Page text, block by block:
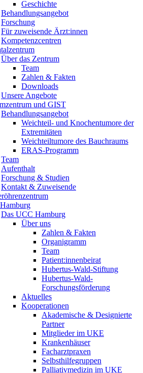
Geschichte
Behandlungsangebot
Forschung
Für zuweisende Ärzt:innen
Kompetenzcentren
Über das Zentrum
Team
Zahlen & Fakten
Downloads
Unsere Angebote
und GIST
Behandlungsangebot
Weichteil- und Knochentumore der
Extremitäten
Weichteiltumore des Bauchraums
ERAS-Programm
Team
Aufenthalt
Forschung & Studien
Kontakt & Zuweisende
Das UCC Hamburg
Über uns
Zahlen & Fakten
Organigramm
Team
Patient:innenbeirat
Hubertus-Wald-Stiftung
Hubertus-Wald-
Forschungsförderung
Aktuelles
Kooperationen
Akademische & Designierte
Partner
Mitglieder im UKE
Krankenhäuser
Facharztpraxen
Selbsthilfegruppen
Palliativmedizin im UKE